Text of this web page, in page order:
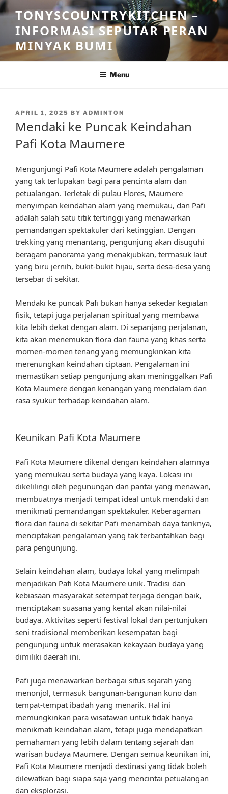
Skip
to
content
TONYSCOUNTRYKITCHEN –
INFORMASI SEPUTAR PERAN
MINYAK BUMI
Menu
POSTED
APRIL 1, 2025 BY ADMINTON
Mendaki ke Puncak Keindahan
Pafi Kota Maumere
Mengunjungi Pafi Kota Maumere adalah pengalaman
yang tak terlupakan bagi para pencinta alam dan
petualangan. Terletak di pulau Flores, Maumere
menyimpan keindahan alam yang memukau, dan Pafi
adalah salah satu titik tertinggi yang menawarkan
pemandangan spektakuler dari ketinggian. Dengan
trekking yang menantang, pengunjung akan disuguhi
beragam panorama yang menakjubkan, termasuk laut
yang biru jernih, bukit-bukit hijau, serta desa-desa yang
tersebar di sekitar.
Mendaki ke puncak Pafi bukan hanya sekedar kegiatan
fisik, tetapi juga perjalanan spiritual yang membawa
kita lebih dekat dengan alam. Di sepanjang perjalanan,
kita akan menemukan flora dan fauna yang khas serta
momen-momen tenang yang memungkinkan kita
merenungkan keindahan ciptaan. Pengalaman ini
memastikan setiap pengunjung akan meninggalkan Pafi
Kota Maumere dengan kenangan yang mendalam dan
rasa syukur terhadap keindahan alam.
Keunikan Pafi Kota Maumere
Pafi Kota Maumere dikenal dengan keindahan alamnya
yang memukau serta budaya yang kaya. Lokasi ini
dikelilingi oleh pegunungan dan pantai yang menawan,
membuatnya menjadi tempat ideal untuk mendaki dan
menikmati pemandangan spektakuler. Keberagaman
flora dan fauna di sekitar Pafi menambah daya tariknya,
menciptakan pengalaman yang tak terbantahkan bagi
para pengunjung.
Selain keindahan alam, budaya lokal yang melimpah
menjadikan Pafi Kota Maumere unik. Tradisi dan
kebiasaan masyarakat setempat terjaga dengan baik,
menciptakan suasana yang kental akan nilai-nilai
budaya. Aktivitas seperti festival lokal dan pertunjukan
seni tradisional memberikan kesempatan bagi
pengunjung untuk merasakan kekayaan budaya yang
dimiliki daerah ini.
Pafi juga menawarkan berbagai situs sejarah yang
menonjol, termasuk bangunan-bangunan kuno dan
tempat-tempat ibadah yang menarik. Hal ini
memungkinkan para wisatawan untuk tidak hanya
menikmati keindahan alam, tetapi juga mendapatkan
pemahaman yang lebih dalam tentang sejarah dan
warisan budaya Maumere. Dengan semua keunikan ini,
Pafi Kota Maumere menjadi destinasi yang tidak boleh
dilewatkan bagi siapa saja yang mencintai petualangan
dan eksplorasi.